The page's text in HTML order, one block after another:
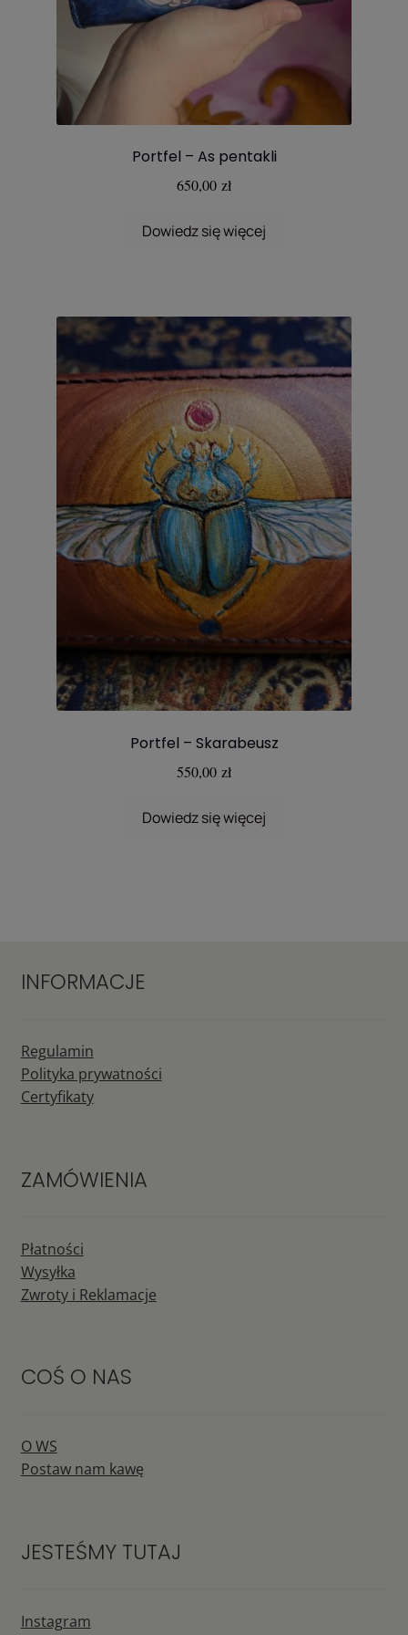
Portfel – As pentakli
650,00 zł
Dowiedz się więcej
Portfel – Skarabeusz
550,00 zł
Dowiedz się więcej
INFORMACJE
Regulamin
Polityka prywatności
Certyfikaty
ZAMÓWIENIA
Płatności
Wysyłka
Zwroty i Reklamacje
COŚ O NAS
O WS
Postaw nam kawę
JESTEŚMY TUTAJ
Instagram